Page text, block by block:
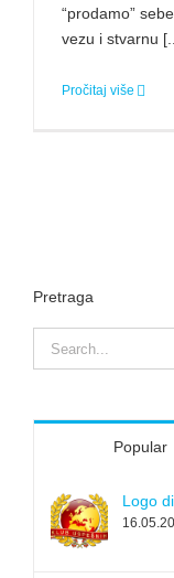
“prodamo”
vezu i stvarnu
Pročitaj više
Pretraga
Search
for:
Popular
Logo